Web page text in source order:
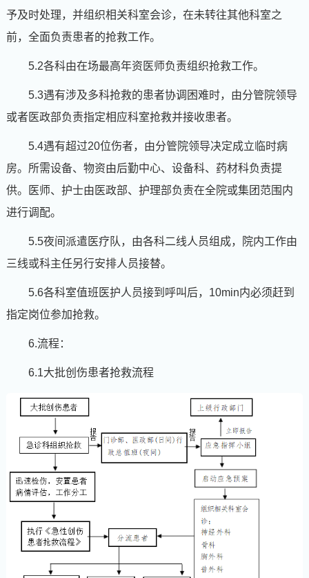
予及时处理，并组织相关科室会诊，在未转往其他科室之
前，全面负责患者的抢救工作。
5.2各科由在场最高年资医师负责组织抢救工作。
5.3遇有涉及多科抢救的患者协调困难时，由分管院领导
或者医政部负责指定相应科室抢救并接收患者。
5.4遇有超过20位伤者，由分管院领导决定成立临时病
房。所需设备、物资由后勤中心、设备科、药材科负责提
供。医师、护士由医政部、护理部负责在全院或集团范围内
进行调配。
5.5夜间派遣医疗队，由各科二线人员组成，院内工作由
三线或科主任另行安排人员接替。
5.6各科室值班医护人员接到呼叫后，10min内必须赶到
指定岗位参加抢救。
6.流程：
6.1大批创伤患者抢救流程